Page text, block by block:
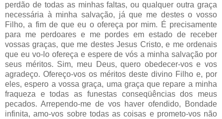
perdão de todas as minhas faltas, ou qualquer outra graça
necessária à minha salvação, já que me destes o vosso
Filho, a fim de que eu o ofereça por mim. É precisamente
para me perdoares e me pordes em estado de receber
vossas graças, que me destes Jesus Cristo, e me ordenais
que eu vo-lo ofereça e espere de vós a minha salvação por
seus méritos. Sim, meu Deus, quero obedecer-vos e vos
agradeço. Ofereço-vos os méritos deste divino Filho e, por
eles, espero a vossa graça, uma graça que repare a minha
fraqueza e todas as funestas conseqüências dos meus
pecados. Arrependo-me de vos haver ofendido, Bondade
infinita, amo-vos sobre todas as coisas e prometo-vos não